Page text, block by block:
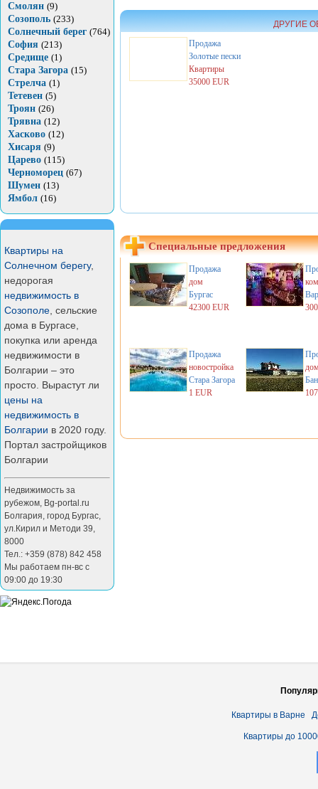
Смолян (9)
Созополь (233)
Солнечный берег (764)
София (213)
Средище (1)
Стара Загора (15)
Стрелча (1)
Тетевен (5)
Троян (26)
Трявна (12)
Хасково (12)
Хисаря (9)
Царево (115)
Черноморец (67)
Шумен (13)
Ямбол (16)
Квартиры на
Солнечном берегу,
недорогая
недвижимость в
Созополе , сельские
дома в Бургасе,
покупка или аренда
недвижимости в
Болгарии – это
просто. Вырастут ли
цены на
недвижимость в
Болгарии в 2020 году.
Портал застройщиков
Болгарии
Недвижимость за
рубежом, Bg-portal.ru
Болгария, город Бургас,
ул.Кирил и Методи 39,
8000
Тел.: +359 (878) 842 458
Мы работаем пн-вс с
09:00 до 19:30
ДРУГИЕ
Продажа
Золотые пески
Квартиры
35000 EUR
Специальные предложения
Продажа
дом
Бургас
42300 EUR
Продажа
новостройка
Стара Загора
1 EUR
Квартиры в Варне
Квартиры до